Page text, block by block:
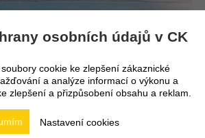
osobních údajů v CK
cookie ke zlepšení zákaznické
a analýze informací o výkonu a
zlepšení a přizpůsobení obsahu a reklam.
Nastavení cookies